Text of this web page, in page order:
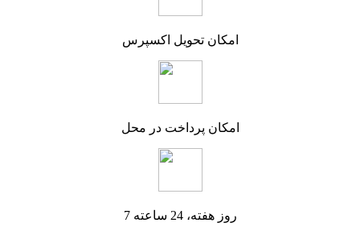
امکان تحویل اکسپرس
امکان پرداخت در محل
7 روز هفته، 24 ساعته